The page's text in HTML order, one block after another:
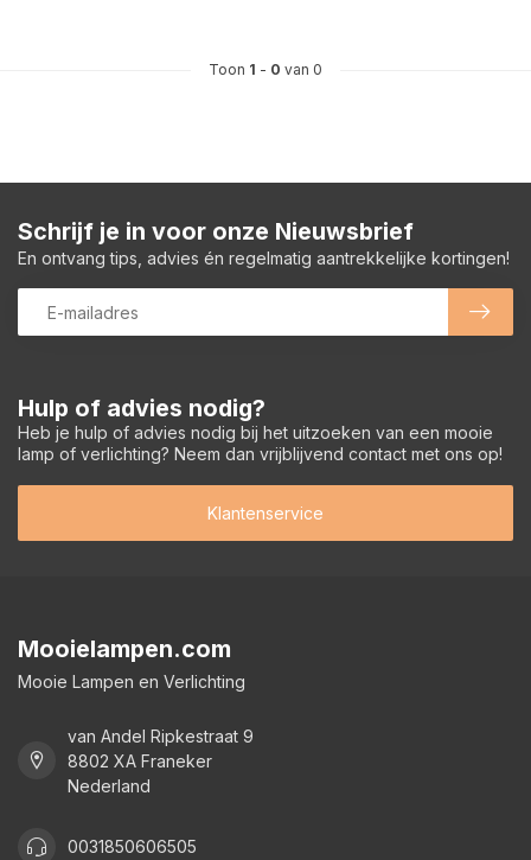
Toon 1 - 0 van 0
Hulp of advies nodig?
Heb je hulp of advies nodig bij het uitzoeken van een mooie
lamp of verlichting? Neem dan vrijblijvend contact met ons op!
Klantenservice
Schrijf je in voor onze Nieuwsbrief
En ontvang tips, advies én regelmatig aantrekkelijke kortingen!
Mooielampen.com
Mooie Lampen en Verlichting
van Andel Ripkestraat 9
8802 XA Franeker
Nederland
0031850606505